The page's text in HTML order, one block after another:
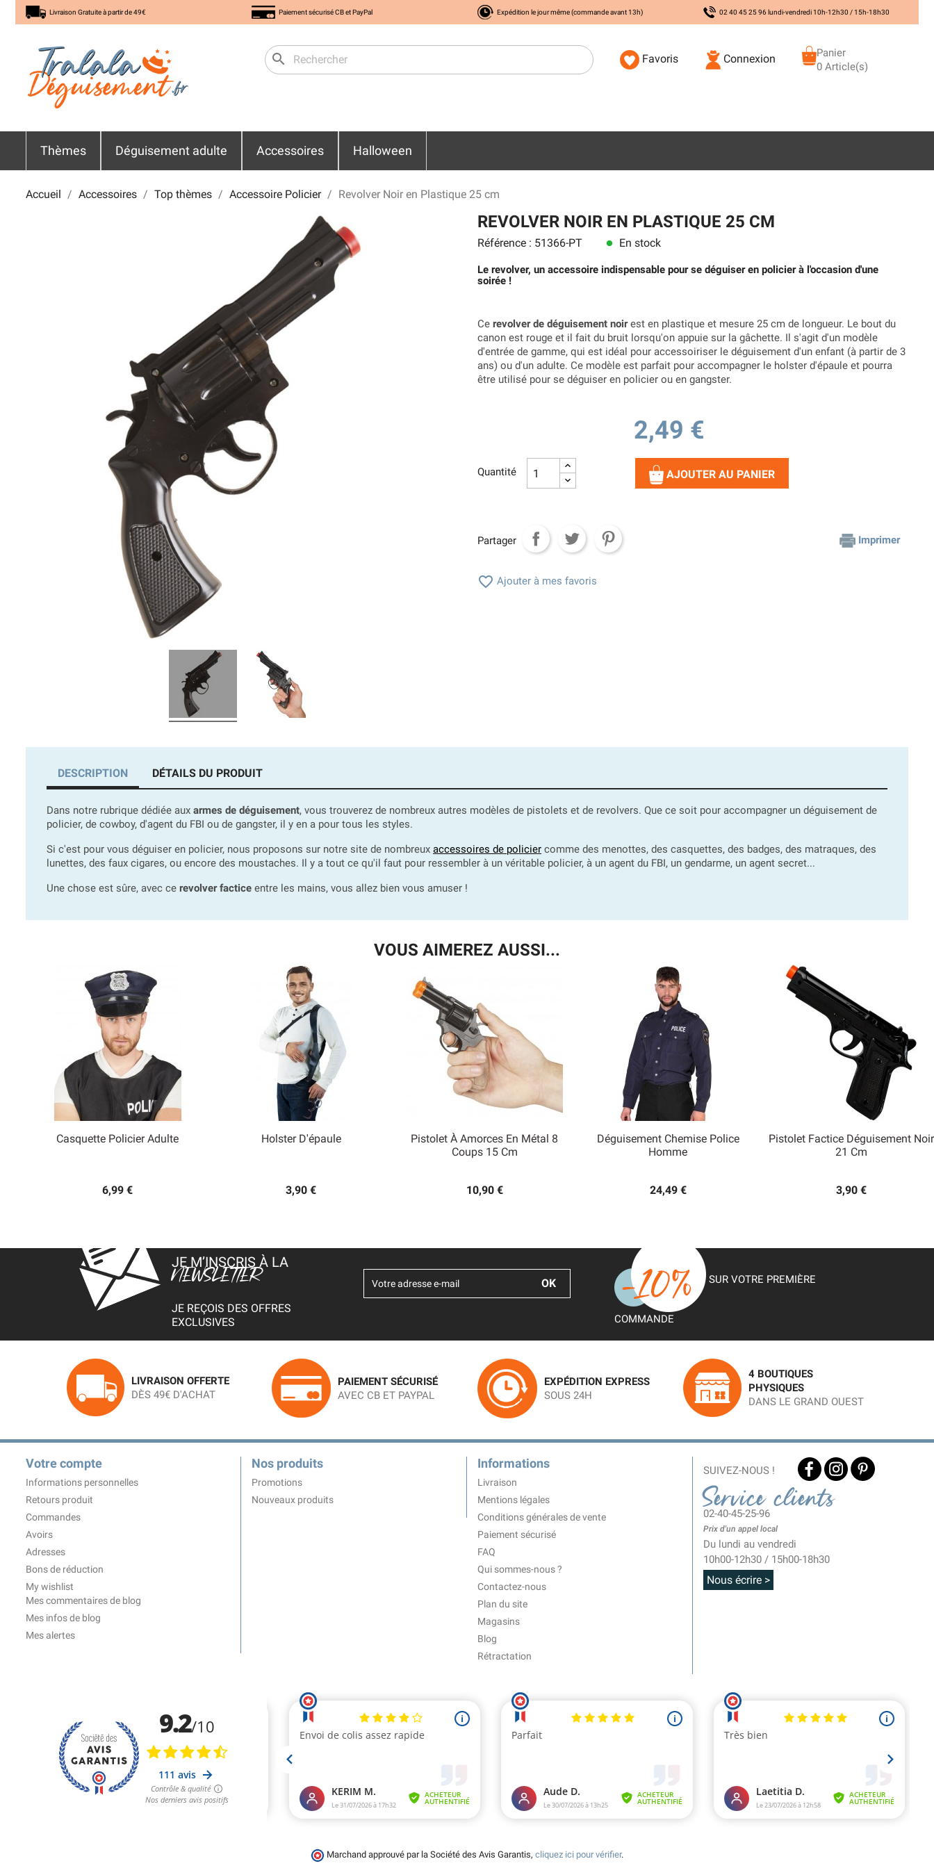
Livraison Gratuite à partir de 49€ Paiement sécurisé CB et PayPal Expédition le jour même (commande avant 13h) 02 40 45 25 96 lundi-vendredi 10h-12h30 / 15h-18h30
search Favoris Connexion
Panier
0 Article(s)
Thèmes Déguisement adulte Accessoires Halloween
Accueil Accessoires Top thèmes Accessoire Policier Revolver Noir en Plastique 25 cm
REVOLVER NOIR EN PLASTIQUE 25 CM
Référence : 51366-PT lens En stock
Le revolver, un accessoire indispensable pour se déguiser en policier à l'occasion d'une
soirée !
Ce revolver de déguisement noirest en plastique et mesure 25 cm de longueur. Le bout du
canon est rouge et il fait du bruit lorsqu'on appuie sur la gâchette. Il s'agit d'un modèle
d'entrée de gamme, qui est idéal pour accessoiriser le déguisement d'un enfant (à partir de 3
ans) ou d'un adulte. Ce modèle est parfait pour accompagner le holster d'épaule et pourra
être utilisé pour se déguiser en policier ou en gangster.
2,49 €
Quantité AJOUTER AU PANIER
Partager Imprimer
 Ajouter à mes favoris
DESCRIPTION DÉTAILS DU PRODUIT
Dans notre rubrique dédiée aux armes de déguisement, vous trouverez de nombreux autres modèles de pistolets et de revolvers. Que ce soit pour accompagner un déguisement de
policier, de cowboy, d'agent du FBI ou de gangster, il y en a pour tous les styles.
Si c'est pour vous déguiser en policier, nous proposons sur notre site de nombreux accessoires de policier comme des menottes, des casquettes, des badges, des matraques, des
lunettes, des faux cigares, ou encore des moustaches. Il y a tout ce qu'il faut pour ressembler à un véritable policier, à un agent du FBI, un gendarme, un agent secret...
Une chose est sûre, avec ce revolver factice entre les mains, vous allez bien vous amuser !
VOUS AIMEREZ AUSSI...
Casquette Policier Adulte
6,99 €
Holster D'épaule
3,90 €
Pistolet À Amorces En Métal 8
Coups 15 Cm
10,90 €
Aperçu rapide
Déguisement Chemise Police
Homme
24,49 €
Aperçu rapide
Pistolet Factice Déguisement Noir
21 Cm
3,90 €
Aperçu rapide
JE M’INSCRIS À LA
NEWSLETTER
JE REÇOIS DES OFFRES
EXCLUSIVES
SUR VOTRE PREMIÈRE
COMMANDE
LIVRAISON OFFERTE
DÈS 49€ D'ACHAT
PAIEMENT SÉCURISÉ
AVEC CB ET PAYPAL
EXPÉDITION EXPRESS
SOUS 24H
4 BOUTIQUES
PHYSIQUES
DANS LE GRAND OUEST
Votre compte
Informations personnelles
Retours produit
Commandes
Avoirs
Adresses
Bons de réduction
My wishlist
Mes commentaires de blog
Mes infos de blog
Mes alertes
Nos produits
Promotions
Nouveaux produits
Informations
Livraison
Mentions légales
Conditions générales de vente
Paiement sécurisé
FAQ
Qui sommes-nous ?
Contactez-nous
Plan du site
Magasins
Blog
Rétractation
SUIVEZ-NOUS !
Service clients
02-40-45-25-96
Prix d'un appel local
Du lundi au vendredi
10h00-12h30 / 15h00-18h30
Nous écrire >
Marchand approuvé par la Société des Avis Garantis, cliquez ici pour vérifier.